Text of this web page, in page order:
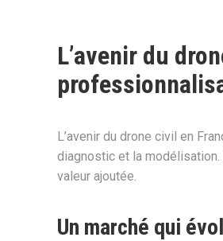
L’avenir du
L’avenir du drone civil en
diagnostic et la
valeur ajoutée.
Un marché qui